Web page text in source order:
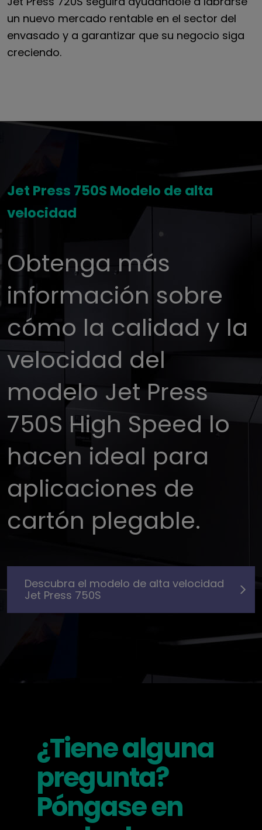
un nuevo mercado rentable en el sector del
envasado y a garantizar que su negocio siga
creciendo.
Jet Press 750S Modelo de alta
velocidad
Obtenga más
información sobre
cómo la calidad y la
velocidad del
modelo Jet Press
750S High Speed lo
hacen ideal para
aplicaciones de
cartón plegable.
Descubra el modelo de alta velocidad
Jet Press 750S
¿Tiene alguna
pregunta?
Póngase en